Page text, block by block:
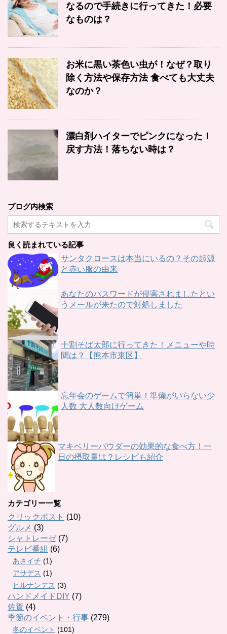
なるので手続きに行ってきた！必要
なものは？
お米に黒い茶色い虫が！なぜ？取り
除く方法や保存方法 食べても大丈夫
なのか？
漂白剤ハイターでピンクになった！
戻す方法！落ちない時は？
ブログ内検索
良く読まれている記事
サンタクロースは本当にいるの？その起源
と赤い服の由来
あなたのパスワードが侵害されましたとい
うメールが来たので対処しました
十割そば太郎に行ってきた！メニューや時
間は？【熊本市東区】
忘年会のゲームで簡単！準備がいらない少
人数 大人数向けゲーム
マキベリーパウダーの効果的な食べ方！一
日の摂取量は？レシピも紹介
カテゴリー一覧
クリックポスト (10)
グルメ (3)
シャトレーゼ(7)
テレビ番組 (6)
あさイチ (1)
アサデス (1)
ヒルナンデス (3)
ハンドメイドDIY (7)
佐賀 (4)
季節のイベント・行事 (279)
冬のイベント (101)